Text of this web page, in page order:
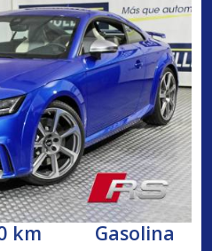
km Gasolina